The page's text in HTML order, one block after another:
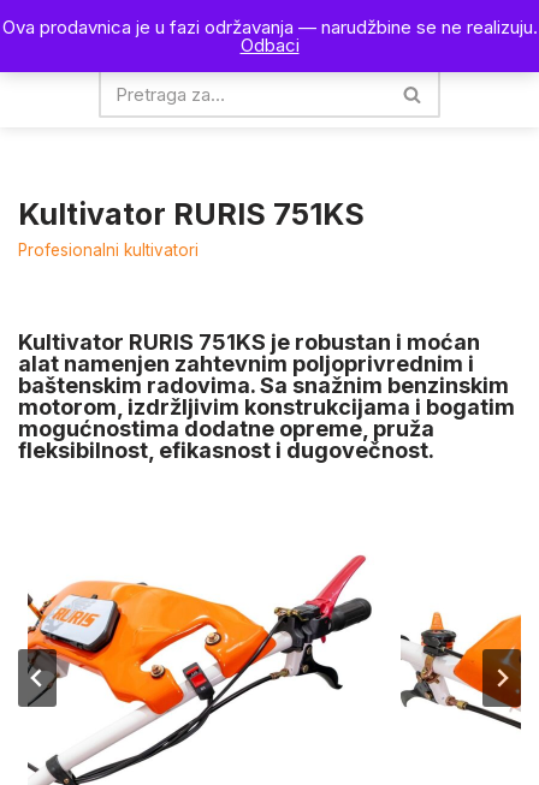
Ova prodavnica je u fazi održavanja — narudžbine se ne realizuju.
Odbaci
na
0
Kultivator RURIS 751KS
Profesionalni kultivatori
Kultivator RURIS 751KS je robustan i moćan
alat namenjen zahtevnim poljoprivrednim i
baštenskim radovima. Sa snažnim benzinskim
motorom, izdržljivim konstrukcijama i bogatim
mogućnostima dodatne opreme, pruža
fleksibilnost, efikasnost i dugovečnost.